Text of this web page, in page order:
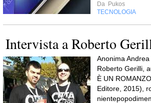
Da Pukos
TECNOLOGIA
Intervista a Roberto
Anonima
Roberto Gerilli,
È UN
Editore, 2015),